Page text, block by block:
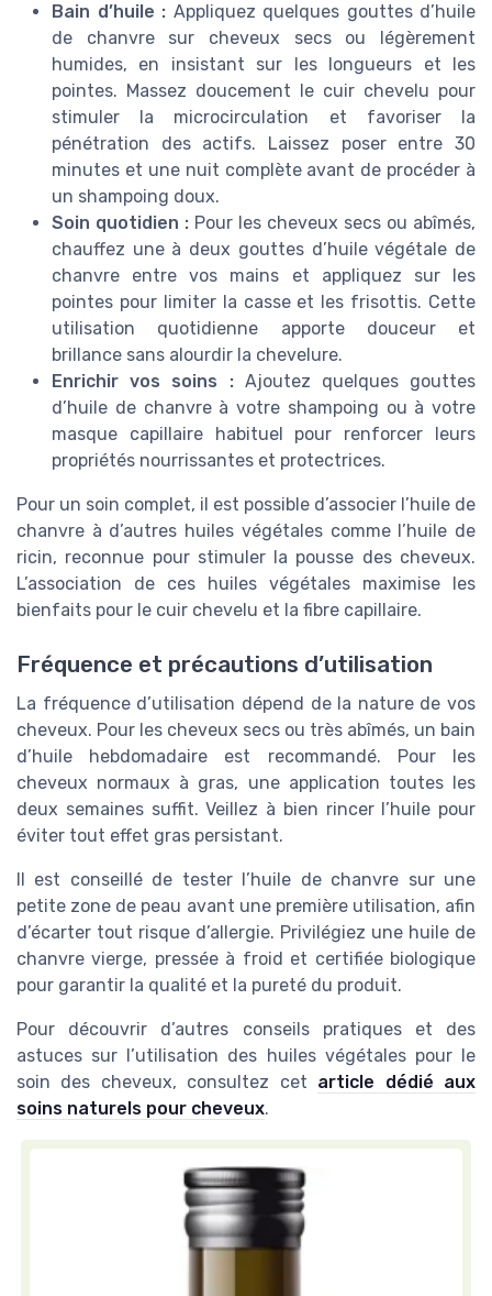
Bain d’huile : Appliquez quelques gouttes d’huile
de chanvre sur cheveux secs ou légèrement
humides, en insistant sur les longueurs et les
pointes. Massez doucement le cuir chevelu pour
stimuler la microcirculation et favoriser la
pénétration des actifs. Laissez poser entre 30
minutes et une nuit complète avant de procéder à
un shampoing doux.
Soin quotidien : Pour les cheveux secs ou abîmés,
chauffez une à deux gouttes d’huile végétale de
chanvre entre vos mains et appliquez sur les
pointes pour limiter la casse et les frisottis. Cette
utilisation quotidienne apporte douceur et
brillance sans alourdir la chevelure.
Enrichir vos soins :Ajoutez quelques gouttes
d’huile de chanvre à votre shampoing ou à votre
masque capillaire habituel pour renforcer leurs
propriétés nourrissantes et protectrices.
Pour un soin complet, il est possible d’associer l’huile de
chanvre à d’autres huiles végétales comme l’huile de
ricin, reconnue pour stimuler la pousse des cheveux.
L’association de ces huiles végétales maximise les
bienfaits pour le cuir chevelu et la fibre capillaire.
Fréquence et précautions d’utilisation
La fréquence d’utilisation dépend de la nature de vos
cheveux. Pour les cheveux secs ou très abîmés, un bain
d’huile hebdomadaire est recommandé. Pour les
cheveux normaux à gras, une application toutes les
deux semaines suffit. Veillez à bien rincer l’huile pour
éviter tout effet gras persistant.
Il est conseillé de tester l’huile de chanvre sur une
petite zone de peau avant une première utilisation, afin
d’écarter tout risque d’allergie. Privilégiez une huile de
chanvre vierge, pressée à froid et certifiée biologique
pour garantir la qualité et la pureté du produit.
Pour découvrir d’autres conseils pratiques et des
astuces sur l’utilisation des huiles végétales pour le
soin des cheveux, consultez cet article dédié aux
soins naturels pour cheveux.